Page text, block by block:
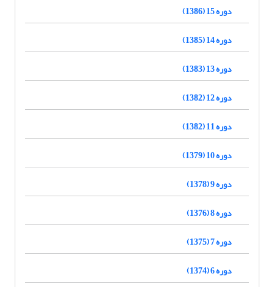
دوره 15 (1386)
دوره 14 (1385)
دوره 13 (1383)
دوره 12 (1382)
دوره 11 (1382)
دوره 10 (1379)
دوره 9 (1378)
دوره 8 (1376)
دوره 7 (1375)
دوره 6 (1374)